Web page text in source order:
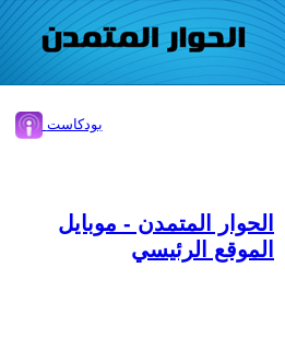
بودكاست
الحوار المتمدن - موبايل
الموقع الرئيسي